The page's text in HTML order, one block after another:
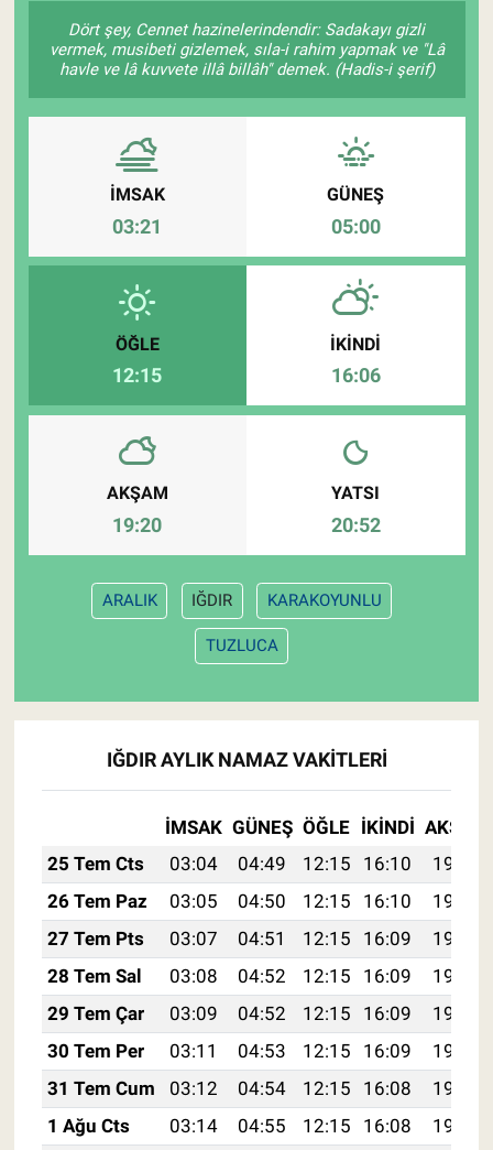
Dört şey, Cennet hazinelerindendir: Sadakayı gizli
vermek, musibeti gizlemek, sıla-i rahim yapmak ve "Lâ
havle ve lâ kuvvete illâ billâh" demek. (Hadis-i şerif)
İMSAK
03:21
GÜNEŞ
05:00
ÖĞLE
12:15
İKINDI
16:06
AKŞAM
19:20
YATSI
20:52
ARALIK IĞDIR KARAKOYUNLU
TUZLUCA
IĞDIR AYLIK NAMAZ VAKITLERI
İMSAK GÜNEŞ ÖĞLE İKINDI AKŞAM
25 Tem Cts
03:04 04:49 12:15 16:10
19:32
26 Tem Paz
03:05 04:50 12:15 16:10
19:31
27 Tem Pts
03:07 04:51 12:15 16:09
19:30
28 Tem Sal
03:08 04:52 12:15 16:09
19:29
29 Tem Çar
03:09 04:52 12:15 16:09
19:28
30 Tem Per
03:11 04:53 12:15 16:09
19:27
31 Tem Cum
03:12 04:54 12:15 16:08
19:26
1 Ağu Cts
03:14 04:55 12:15 16:08
19:25
Pankobirlik
Et fiyatları
Tarım Bilgisi
Yetiştirici Soruyor
Dünyada Tarım
Üretici Birlikleri
Şeker ve Şekerli Mamüller
Tahıllar ve Baklagiller
Tohum